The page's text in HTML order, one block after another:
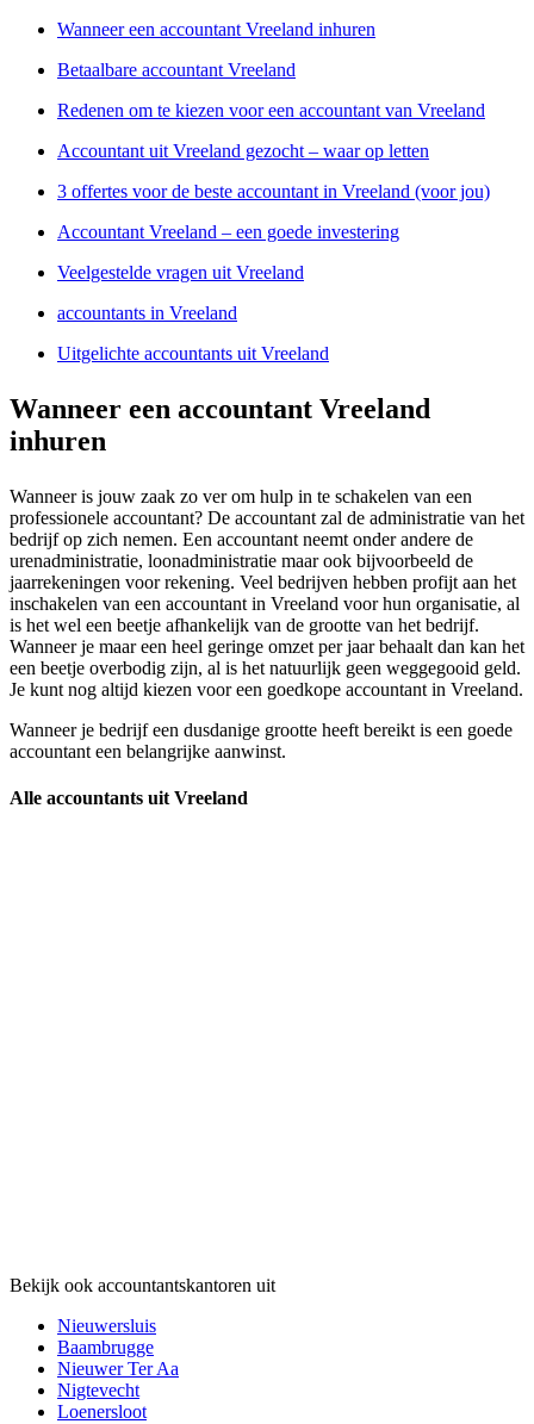
Wanneer een accountant Vreeland inhuren
Betaalbare accountant Vreeland
Redenen om te kiezen voor een accountant van Vreeland
Accountant uit Vreeland gezocht – waar op letten
3 offertes voor de beste accountant in Vreeland (voor jou)
Accountant Vreeland – een goede investering
Veelgestelde vragen uit Vreeland
accountants in Vreeland
Uitgelichte accountants uit Vreeland
Wanneer een accountant Vreeland
inhuren
Wanneer is jouw zaak zo ver om hulp in te schakelen van een
professionele accountant? De accountant zal de administratie van het
bedrijf op zich nemen. Een accountant neemt onder andere de
urenadministratie, loonadministratie maar ook bijvoorbeeld de
jaarrekeningen voor rekening. Veel bedrijven hebben profijt aan het
inschakelen van een accountant in Vreeland voor hun organisatie, al
is het wel een beetje afhankelijk van de grootte van het bedrijf.
Wanneer je maar een heel geringe omzet per jaar behaalt dan kan het
een beetje overbodig zijn, al is het natuurlijk geen weggegooid geld.
Je kunt nog altijd kiezen voor een goedkope accountant in Vreeland.
Wanneer je bedrijf een dusdanige grootte heeft bereikt is een goede
accountant een belangrijke aanwinst.
Alle accountants uit Vreeland
Bekijk ook accountantskantoren uit
Nieuwersluis
Baambrugge
Nieuwer Ter Aa
Nigtevecht
Loenersloot